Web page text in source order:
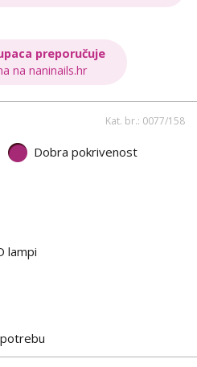
preporučuje
na naninails.hr
Kat. br.: 0077/158
Dobra pokrivenost
lampi